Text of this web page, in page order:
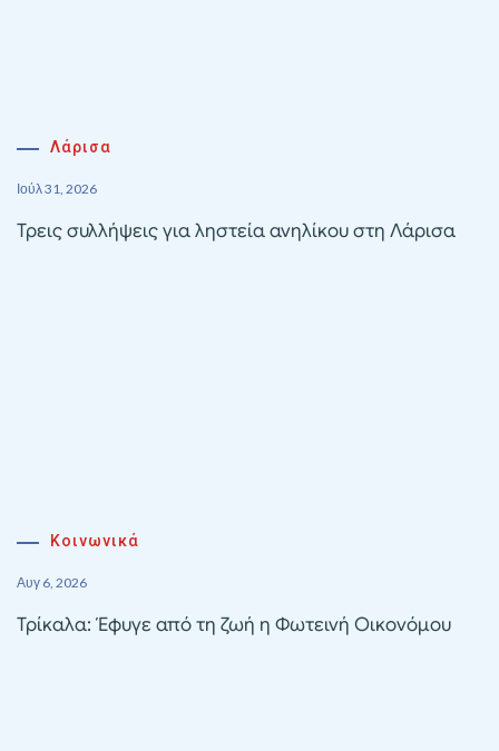
Λάρισα
Ιούλ 31, 2026
Τρεις συλλήψεις για ληστεία ανηλίκου στη Λάρισα
Κοινωνικά
Αυγ 6, 2026
Τρίκαλα: Έφυγε από τη ζωή η Φωτεινή Οικονόμου